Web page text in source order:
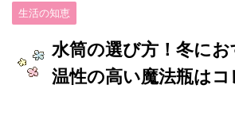
生活の知恵
水筒の選び方！冬に
温性の高い魔法瓶はコ